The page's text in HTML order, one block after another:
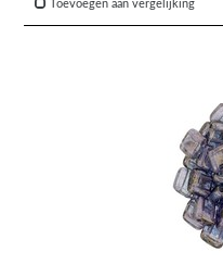
Toevoegen aan vergelijking